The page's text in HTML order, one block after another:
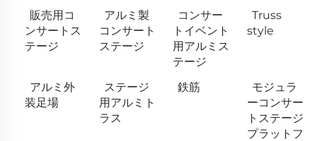
販売用コ
ンサートス
テージ
アルミ製
コンサート
ステージ
コンサー
トイベント
用アルミス
テージ
Truss
style
アルミ外
装足場
ステージ
用アルミト
ラス
鉄筋
モジュラ
ーコンサー
トステージ
プラットフ